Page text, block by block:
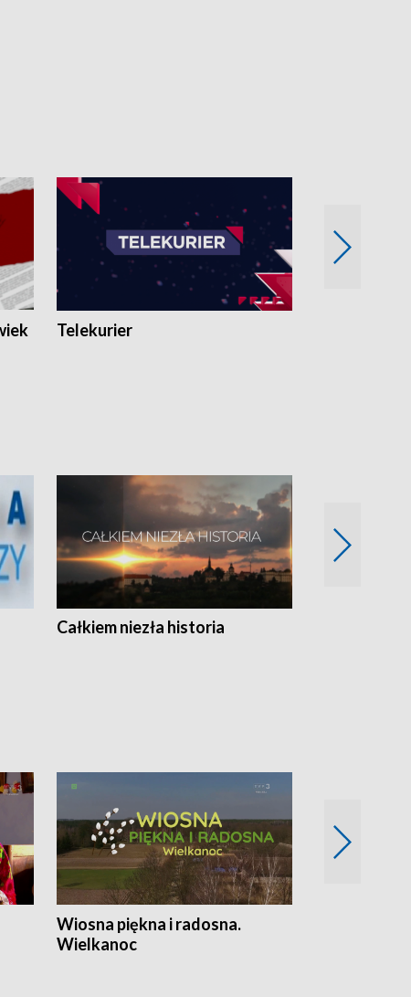
Telekurier
Całkiem niezła historia
Wiosna piękna i radosna.
Wielkanoc